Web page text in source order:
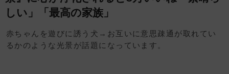
しい」「最高の家族」
赤ちゃんを遊びに誘う犬→お互いに意思疎通が取れてい
るかのような光景が話題になっています。